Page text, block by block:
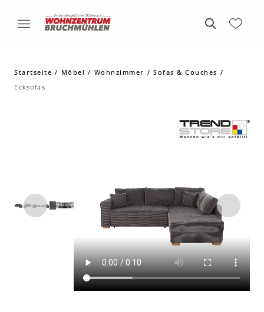
Startseite Möbel Wohnzimmer
Sofas & Couches
Ecksofas